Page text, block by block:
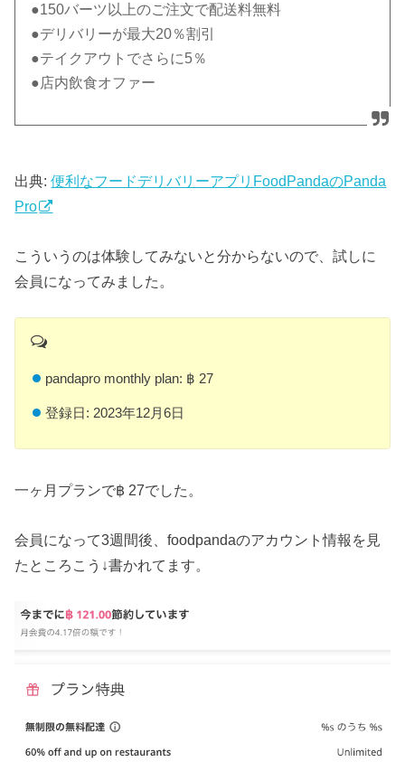
●150バーツ以上のご注文で配送料無料
●デリバリーが最大20％割引
●テイクアウトでさらに5％
●店内飲食オファー
出典:便利なフードデリバリーアプリFoodPandaのPanda
Pro
こういうのは体験してみないと分からないので、試しに
会員になってみました。
pandapro monthly plan: ฿ 27
登録日: 2023年12月6日
一ヶ月プランで฿ 27でした。
会員になって3週間後、foodpandaのアカウント情報を見
たところこう↓書かれてます。